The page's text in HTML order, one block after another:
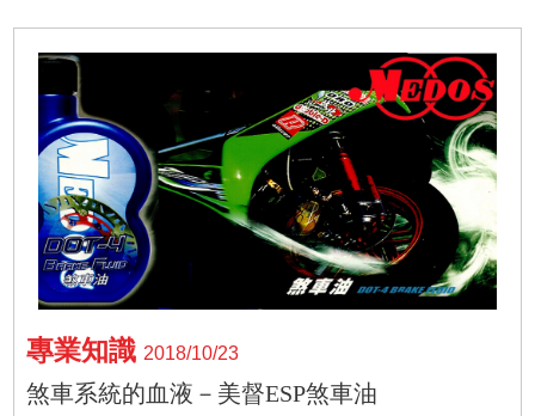
專業知識2018/10/23
煞車系統的血液－美督ESP煞車油